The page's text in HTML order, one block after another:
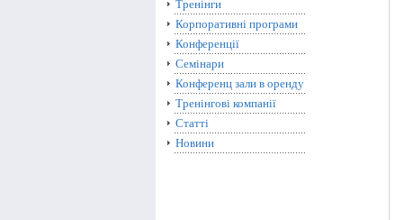
Тренінги
Корпоративні програми
Конференції
Семінари
Конференц зали в оренду
Тренінгові компанії
Статті
Новини